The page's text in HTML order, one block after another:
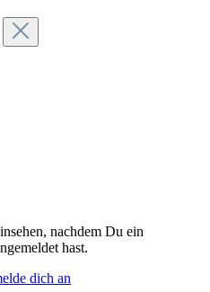
nachdem Du ein
hast.
dich an